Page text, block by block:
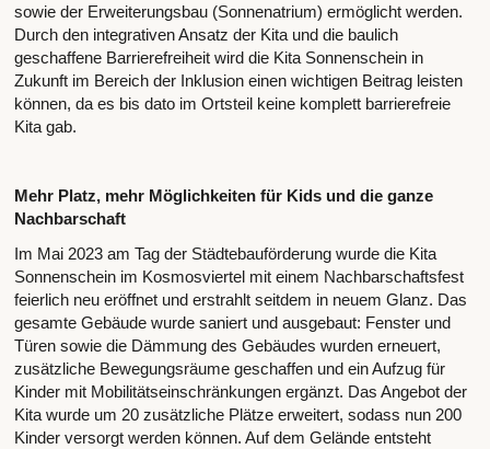
sowie der Erweiterungsbau (Sonnenatrium) ermöglicht werden.
Durch den integrativen Ansatz der Kita und die baulich
geschaffene Barrierefreiheit wird die Kita Sonnenschein in
Zukunft im Bereich der Inklusion einen wichtigen Beitrag leisten
können, da es bis dato im Ortsteil keine komplett barrierefreie
Kita gab.
Mehr Platz, mehr Möglichkeiten für Kids und die ganze
Nachbarschaft
Im Mai 2023 am Tag der Städtebauförderung wurde die Kita
Sonnenschein im Kosmosviertel mit einem Nachbarschaftsfest
feierlich neu eröffnet und erstrahlt seitdem in neuem Glanz. Das
gesamte Gebäude wurde saniert und ausgebaut: Fenster und
Türen sowie die Dämmung des Gebäudes wurden erneuert,
zusätzliche Bewegungsräume geschaffen und ein Aufzug für
Kinder mit Mobilitätseinschränkungen ergänzt. Das Angebot der
Kita wurde um 20 zusätzliche Plätze erweitert, sodass nun 200
Kinder versorgt werden können. Auf dem Gelände entsteht